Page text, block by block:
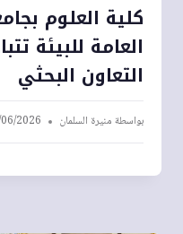
كلية العلوم
العامة للبيئة
التعاون البحثي
بواسطةمنيرة السلمان 2026 17:00